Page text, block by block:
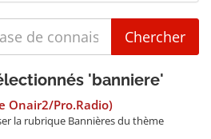
'banniere'
Onair2/Pro.Radio)
la rubrique Bannières du thème